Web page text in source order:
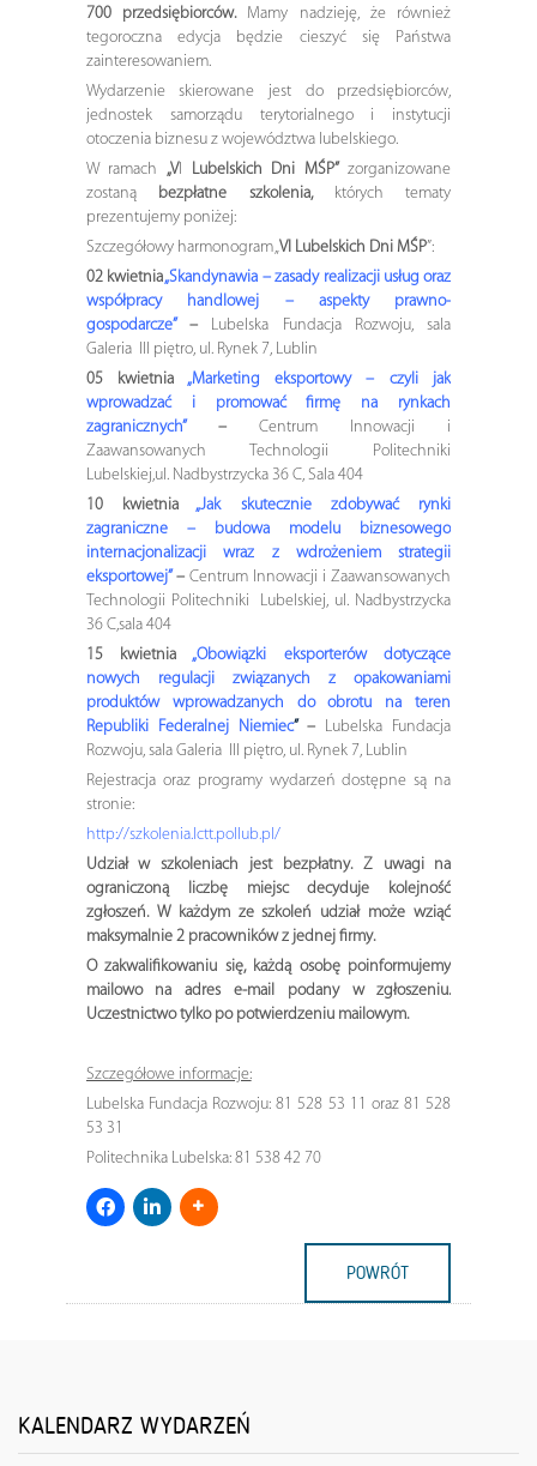
700 przedsiębiorców.
Mamy nadzieję, że również
tegoroczna edycja będzie cieszyć się Państwa
zainteresowaniem.
Wydarzenie skierowane jest do przedsiębiorców,
jednostek samorządu terytorialnego i instytucji
otoczenia biznesu z województwa lubelskiego.
W ramach „VI Lubelskich Dni MŚP”zorganizowane
zostaną
bezpłatne szkolenia, których tematy
prezentujemy poniżej:
Szczegółowy harmonogram „VI Lubelskich Dni MŚP”:
02 kwietnia„Skandynawia – zasady realizacji usług oraz
współpracy handlowej – aspekty prawno-
gospodarcze”
–
Lubelska Fundacja Rozwoju, sala
Galeria III piętro, ul. Rynek 7, Lublin
05 kwietnia
„Marketing eksportowy – czyli jak
wprowadzać i promować firmę na rynkach
zagranicznych”– Centrum Innowacji i
Zaawansowanych Technologii Politechniki
Lubelskiej,ul. Nadbystrzycka 36 C, Sala 404
10 kwietnia
„Jak skutecznie zdobywać rynki
zagraniczne – budowa modelu biznesowego
internacjonalizacji wraz z wdrożeniem strategii
eksportowej” – Centrum Innowacji i Zaawansowanych
Technologii Politechniki Lubelskiej, ul. Nadbystrzycka
36 C,sala 404
15 kwietnia „Obowiązki eksporterów dotyczące
nowych regulacji związanych z opakowaniami
produktów wprowadzanych do obrotu na teren
Republiki Federalnej Niemiec”–
Lubelska Fundacja
Rozwoju, sala Galeria III piętro, ul. Rynek 7, Lublin
Rejestracja oraz programy wydarzeń dostępne są na
stronie:
http://szkolenia.lctt.pollub.pl/
Udział w szkoleniach jest bezpłatny. Z uwagi na
ograniczoną liczbę miejsc decyduje kolejność
zgłoszeń. W każdym ze szkoleń udział może wziąć
maksymalnie 2 pracowników z jednej firmy.
O zakwalifikowaniu się, każdą osobę poinformujemy
mailowo na adres e-mail podany w zgłoszeniu.
Uczestnictwo tylko po potwierdzeniu mailowym.
Szczegółowe informacje:
Lubelska Fundacja Rozwoju: 81 528 53 11 oraz 81 528
53 31
Politechnika Lubelska: 81 538 42 70
POWRÓT
KALENDARZ WYDARZEŃ